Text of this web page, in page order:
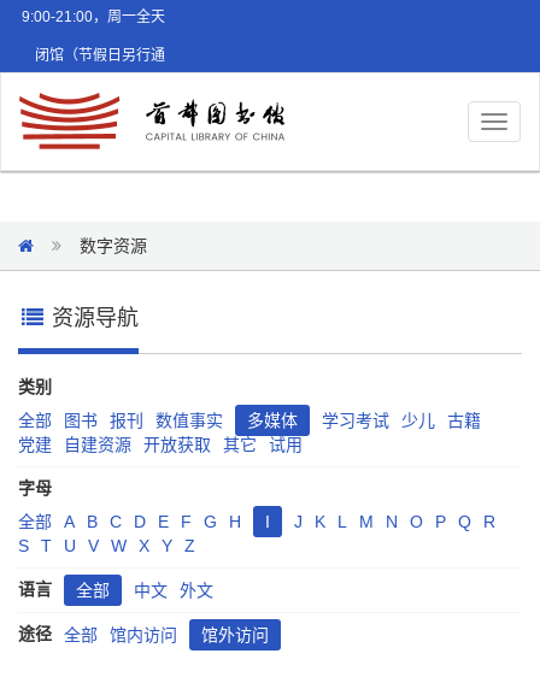
9:00-21:00，周一全天
闭馆（节假日另行通
数字资源
资源导航
类别
全部
图书 报刊 数值事实 多媒体 学习考试 少儿
古籍
党建
自建资源 开放获取 其它 试用
字母
全部
A B C D E F G H I J K L M N O P Q
R
S
T U V W X Y Z
语言 全部 中文 外文
途径 全部 馆内访问 馆外访问